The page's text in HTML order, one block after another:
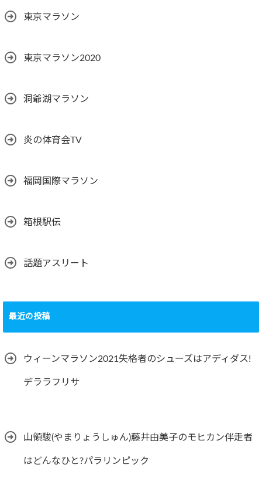
東京マラソン
東京マラソン2020
洞爺湖マラソン
炎の体育会TV
福岡国際マラソン
箱根駅伝
話題アスリート
最近の投稿
ウィーンマラソン2021失格者のシューズはアディダス!
デララフリサ
山領駿(やまりょうしゅん)藤井由美子のモヒカン伴走者
はどんなひと?パラリンピック